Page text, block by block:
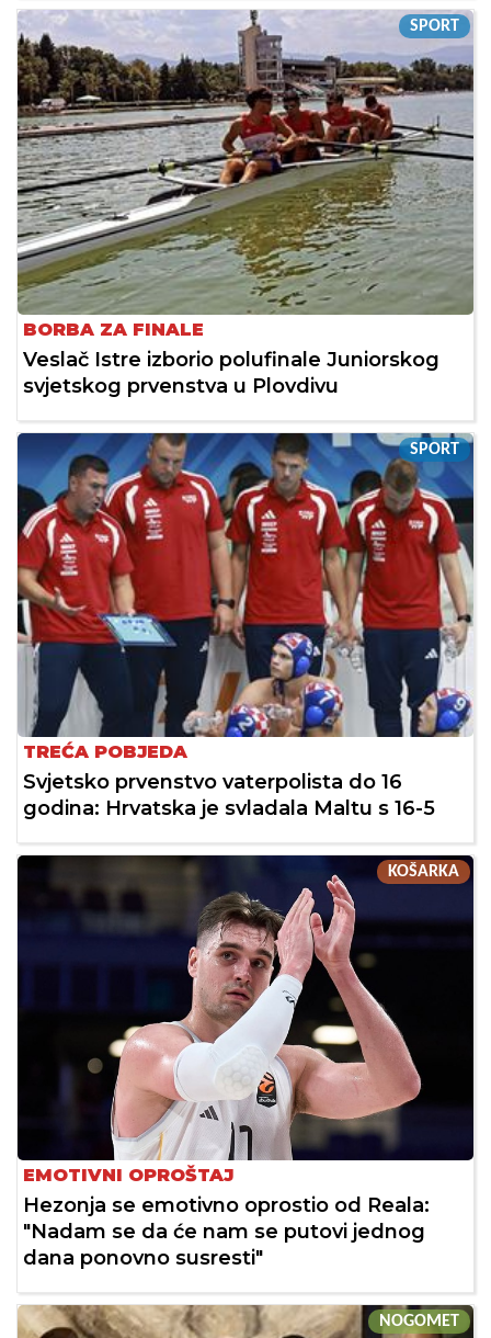
SPORT
BORBA ZA FINALE
Veslač Istre izborio polufinale Juniorskog
svjetskog prvenstva u Plovdivu
SPORT
TREĆA POBJEDA
Svjetsko prvenstvo vaterpolista do 16
godina: Hrvatska je svladala Maltu s 16-5
KOŠARKA
EMOTIVNI OPROŠTAJ
Hezonja se emotivno oprostio od Reala:
"Nadam se da će nam se putovi jednog
dana ponovno susresti"
NOGOMET